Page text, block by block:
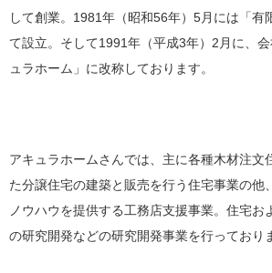
して創業。1981年（昭和56年）5月には「有
て設立。そして1991年（平成3年）2月に、
ュラホーム」に改称しております。
アキュラホームさんでは、主に各種木材注文
た分譲住宅の建築と販売を行う住宅事業の他
ノウハウを提供する工務店支援事業。住宅お
の研究開発などの研究開発事業を行っており